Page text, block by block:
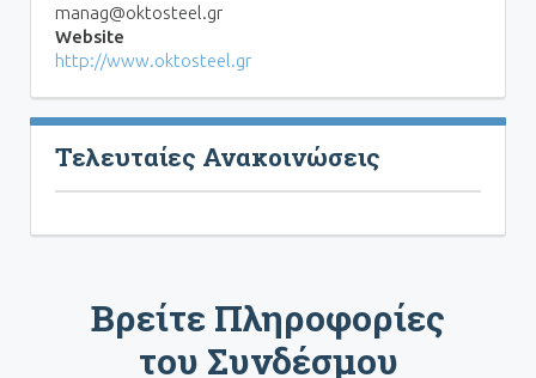
manag@oktosteel.gr
Website
http://www.oktosteel.gr
Τελευταίες Ανακοινώσεις
Βρείτε Πληροφορίες
του Συνδέσμου